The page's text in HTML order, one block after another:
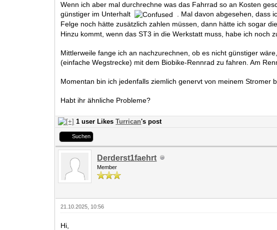
Wenn ich aber mal durchrechne was das Fahrrad so an Kosten
günstiger im Unterhalt
. Mal davon abgesehen, dass
Felge noch hätte zusätzlich zahlen müssen, dann hätte ich sogar
Hinzu kommt, wenn das ST3 in die Werkstatt muss, habe ich noch
Mittlerweile fange ich an nachzurechnen, ob es nicht günstiger
(einfache Wegstrecke) mit dem Biobike-Rennrad zu fahren. Am
Momentan bin ich jedenfalls ziemlich genervt von meinem Stromer
Habt ihr ähnliche Probleme?
1 user LikesTurrican's post
Suchen
Derderst1faehrt
Member
21.10.2025, 10:56
Hi,